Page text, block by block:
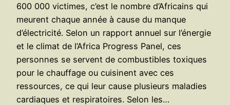
600 000 victimes, c’est le nombre d’Africains qui
meurent chaque année à cause du manque
d’électricité. Selon un rapport annuel sur l’énergie
et le climat de l’Africa Progress Panel, ces
personnes se servent de combustibles toxiques
pour le chauffage ou cuisinent avec ces
ressources, ce qui leur cause plusieurs maladies
cardiaques et respiratoires. Selon les…